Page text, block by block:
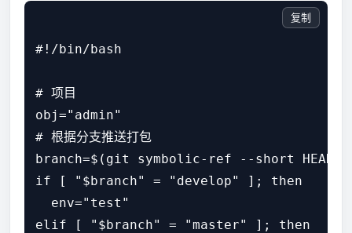
#!/bin/bash
# 项目
obj="admin"
# 根据分支推送打包
branch=$(git symbolic-ref --short HEAD)
if [ "$branch" = "develop" ]; then
  env="test"
elif [ "$branch" = "master" ]; then
复制